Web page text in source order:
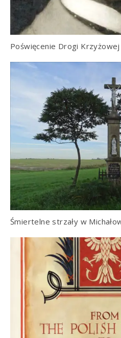
Poświęcenie Drogi
Śmiertelne strzały w